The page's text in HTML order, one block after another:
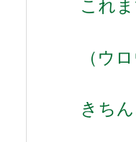
これ
（ウ
きち